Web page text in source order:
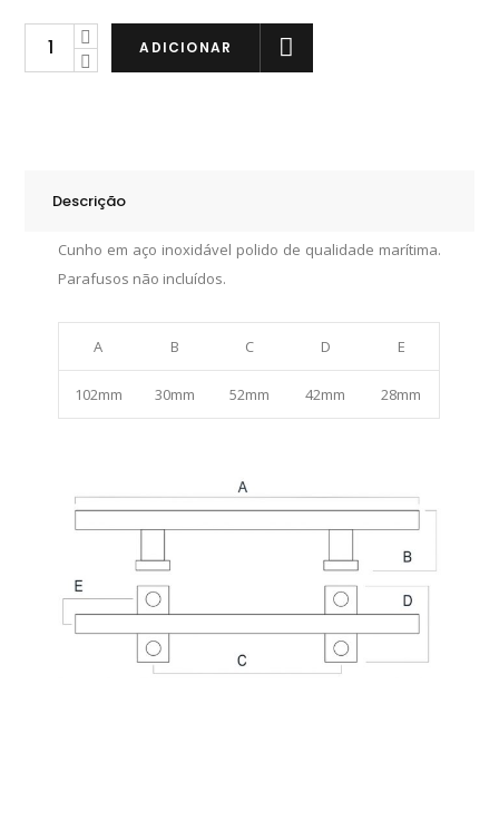
Plastimo
ADICIONAR
Descrição
Cunho em aço inoxidável polido de qualidade marítima.
Parafusos não incluídos.
A B C D E
102mm 30mm 52mm 42mm 28mm